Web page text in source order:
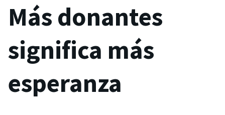
Más donantes
significa más
esperanza